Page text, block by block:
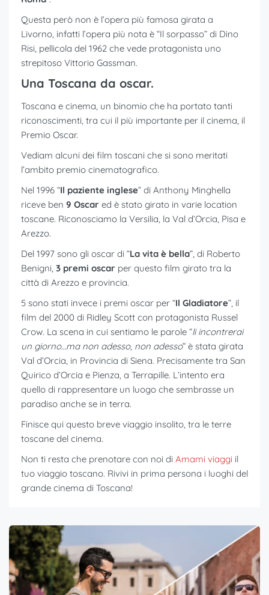
Questa però non è l’opera più famosa girata a
Livorno, infatti l’opera più nota è “Il sorpasso” di Dino
Risi, pellicola del 1962 che vede protagonista uno
strepitoso Vittorio Gassman.
Una Toscana da oscar.
Toscana e cinema, un binomio che ha portato tanti
riconoscimenti, tra cui il più importante per il cinema, il
Premio Oscar.
Vediam alcuni dei film toscani che si sono meritati
l’ambito premio cinematografico.
Nel 1996 “Il paziente inglese” di Anthony Minghella
riceve ben 9 Oscar ed è stato girato in varie location
toscane. Riconosciamo la Versilia, la Val d’Orcia, Pisa e
Arezzo.
Del 1997 sono gli oscar di “La vita è bella”, di Roberto
Benigni, 3 premi oscar per questo film girato tra la
città di Arezzo e provincia.
5 sono stati invece i premi oscar per “Il Gladiatore”, il
film del 2000 di Ridley Scott con protagonista Russel
Crow. La scena in cui sentiamo le parole “li incontrerai
un giorno…ma non adesso, non adesso” è stata girata
Val d’Orcia, in Provincia di Siena. Precisamente tra San
Quirico d’Orcia e Pienza, a Terrapille. L’intento era
quello di rappresentare un luogo che sembrasse un
paradiso anche se in terra.
Finisce qui questo breve viaggio insolito, tra le terre
toscane del cinema.
Non ti resta che prenotare con noi di Amami viaggi il
tuo viaggio toscano. Rivivi in prima persona i luoghi del
grande cinema di Toscana!